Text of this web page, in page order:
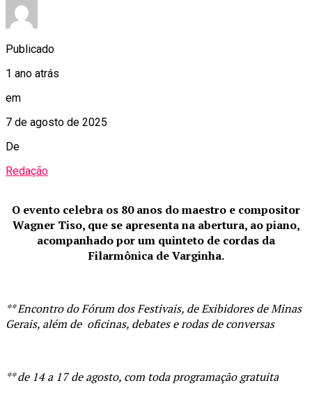
Publicado
1 ano atrás
em
7 de agosto de 2025
De
Redação
O evento celebra os 80 anos do maestro e compositor
Wagner Tiso, que se apresenta na abertura, ao piano,
acompanhado por um quinteto de cordas da
Filarmônica de Varginha.
** Encontro do Fórum dos Festivais, de Exibidores de Minas
Gerais, além de oficinas, debates e rodas de conversas
** de 14 a 17 de agosto, com toda programação gratuita